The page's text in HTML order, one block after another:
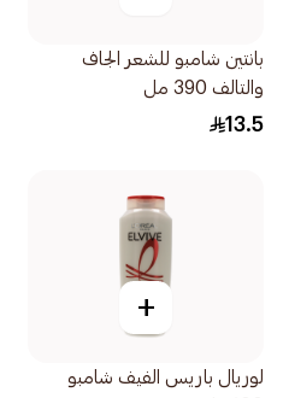
بانتين شامبو للشعر الجاف
والتالف 390 مل
13.5
+
لوريال باريس الفيف شامبو